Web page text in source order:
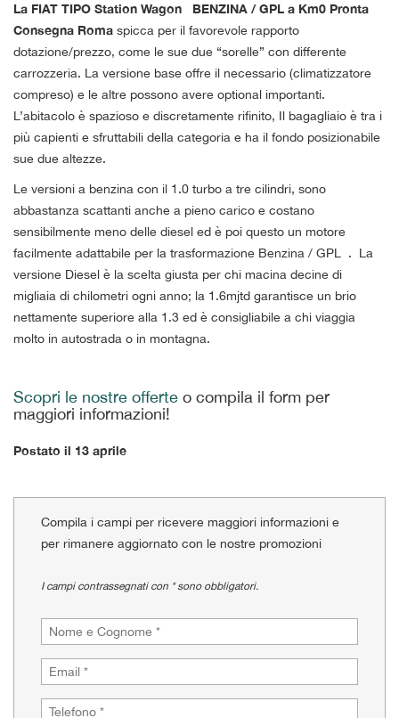
La FIAT TIPO Station Wagon BENZINA / GPL a Km0 Pronta
Consegna Roma spicca per il favorevole rapporto
dotazione/prezzo, come le sue due “sorelle” con differente
carrozzeria. La versione base offre il necessario (climatizzatore
compreso) e le altre possono avere optional importanti.
L’abitacolo è spazioso e discretamente rifinito, Il bagagliaio è tra i
più capienti e sfruttabili della categoria e ha il fondo posizionabile
sue due altezze.
Le versioni a benzina con il 1.0 turbo a tre cilindri, sono
abbastanza scattanti anche a pieno carico e costano
sensibilmente meno delle diesel ed è poi questo un motore
facilmente adattabile per la trasformazione Benzina / GPL . La
versione Diesel è la scelta giusta per chi macina decine di
migliaia di chilometri ogni anno; la 1.6mjtd garantisce un brio
nettamente superiore alla 1.3 ed è consigliabile a chi viaggia
molto in autostrada o in montagna.
Scopri le nostre offerte o compila il form per
maggiori informazioni!
Postato il 13 aprile
Compila i campi per ricevere maggiori informazioni e
per rimanere aggiornato con le nostre promozioni
I campi contrassegnati con * sono obbligatori.
rivedere
e
modificare
le
tue
qualsiasi
momento.
Cookie necessari
Cookie per il miglioramento dell'esperienza utente
Leggi
Salva
impostazioni